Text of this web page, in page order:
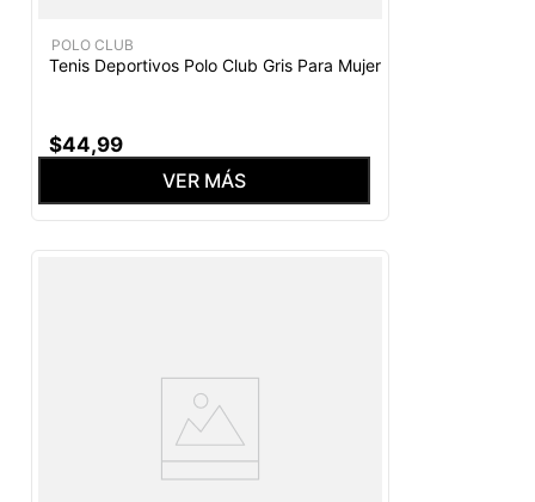
POLO CLUB
Tenis Deportivos Polo Club Gris Para Mujer
$44,99
VER MÁS